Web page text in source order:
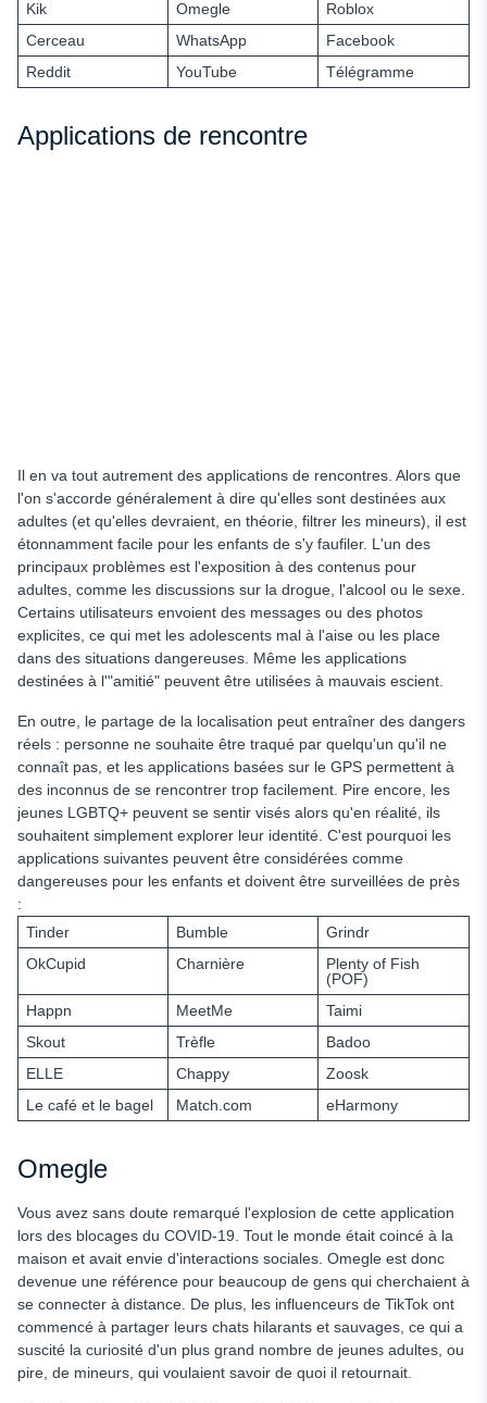
Kik Omegle
Roblox
Cerceau
WhatsApp
Facebook
Reddit
YouTube Télégramme
Applications de rencontre
Il en va tout autrement des applications de rencontres. Alors que
l'on s'accorde généralement à dire qu'elles sont destinées aux
adultes (et qu'elles devraient, en théorie, filtrer les mineurs), il est
étonnamment facile pour les enfants de s'y faufiler. L'un des
principaux problèmes est l'exposition à des contenus pour
adultes, comme les discussions sur la drogue, l'alcool ou le sexe.
Certains utilisateurs envoient des messages ou des photos
explicites, ce qui met les adolescents mal à l'aise ou les place
dans des situations dangereuses. Même les applications
destinées à l'"amitié" peuvent être utilisées à mauvais escient.
En outre, le partage de la localisation peut entraîner des dangers
réels : personne ne souhaite être traqué par quelqu'un qu'il ne
connaît pas, et les applications basées sur le GPS permettent à
des inconnus de se rencontrer trop facilement. Pire encore, les
jeunes LGBTQ+ peuvent se sentir visés alors qu'en réalité, ils
souhaitent simplement explorer leur identité. C'est pourquoi les
applications suivantes peuvent être considérées comme
dangereuses pour les enfants et doivent être surveillées de près
:
Tinder
Bumble
Grindr
OkCupid
Charnière
Plenty of Fish
(POF)
Happn
MeetMe
Taimi
Skout
Trèfle
Badoo
ELLE
Chappy
Zoosk
Le café et le bagel
Match.com eHarmony
Omegle
Vous avez sans doute remarqué l'explosion de cette application
lors des blocages du COVID-19. Tout le monde était coincé à la
maison et avait envie d'interactions sociales. Omegle est donc
devenue une référence pour beaucoup de gens qui cherchaient à
se connecter à distance. De plus, les influenceurs de TikTok ont
commencé à partager leurs chats hilarants et sauvages, ce qui a
suscité la curiosité d'un plus grand nombre de jeunes adultes, ou
pire, de mineurs, qui voulaient savoir de quoi il retournait.